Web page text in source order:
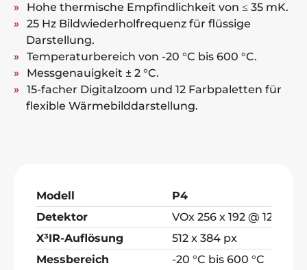
Hohe thermische Empfindlichkeit von ≤ 35 mK.
25 Hz Bildwiederholfrequenz für flüssige
Darstellung.
Temperaturbereich von -20 °C bis 600 °C.
Messgenauigkeit ± 2 °C.
15-facher Digitalzoom und 12 Farbpaletten für
flexible Wärmebilddarstellung.
Modell
P4
Detektor
VOx 256 x 192 @ 12 μm
X³IR-Auflösung
512 x 384 px
Messbereich
-20 °C bis 600 °C